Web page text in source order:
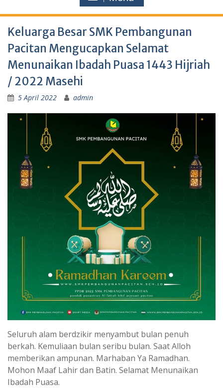
Keluarga Besar SMK Pembangunan
Pacitan Mengucapkan Selamat
Menunaikan Ibadah Puasa 1443 Hijriah
/ 2022 Masehi
5 April 2022 admin
Seluruh alam berdzikir menyambut bulan penuh
berkah. Kemuliaan bulan seribu bulan. Saat Alloh
memberikan ampunan. Marhaban Ya Ramadhan.
Mohon Maaf Lahir dan Batin. Selamat Menunaikan
Ibadah Puasa.